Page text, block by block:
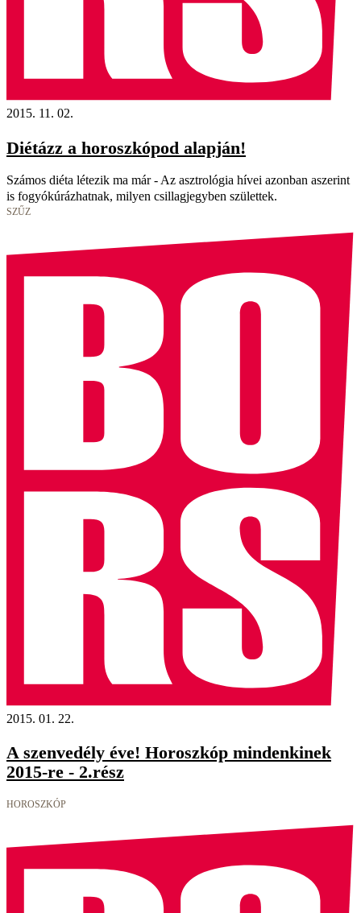
2015. 11. 02.
Diétázz a horoszkópod alapján!
Számos diéta létezik ma már - Az asztrológia hívei azonban aszerint
is fogyókúrázhatnak, milyen csillagjegyben születtek.
SZŰZ
2015. 01. 22.
A szenvedély éve! Horoszkóp mindenkinek
2015-re - 2.rész
HOROSZKÓP